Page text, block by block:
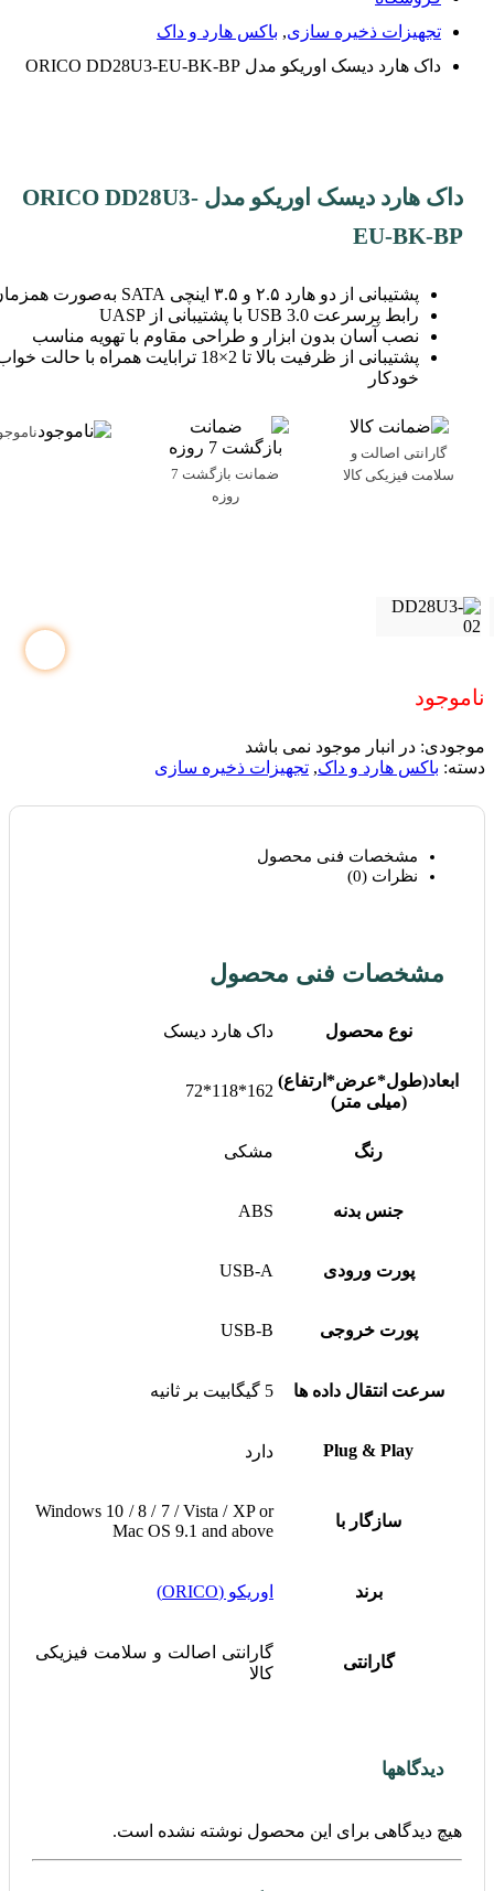
تجهیزات ذخیره سازی, باکس هارد و داک
داک هارد دیسک اوریکو مدل ORICO DD28U3-EU-BK-BP
داک هارد دیسک اوریکو مدل ORICO DD28U3-
EU-BK-BP
پشتیبانی از دو هارد ۲.۵ و ۳.۵ اینچی SATA به‌صورت همزمان
رابط پرسرعت USB 3.0 با پشتیبانی از UASP
نصب آسان بدون ابزار و طراحی مقاوم با تهویه مناسب
پشتیبانی از ظرفیت بالا تا 2×18 ترابایت همراه با حالت
خودکار
گارانتی اصالت و
سلامت فیزیکی کالا
ضمانت بازگشت 7
روزه
ناموجود
موجودی: در انبار موجود نمی باشد
دسته: باکس هارد و داک, تجهیزات ذخیره سازی
مشخصات فنی محصول
نظرات (0)
مشخصات فنی محصول
نوع محصول داک هارد دیسک
ابعاد(طول*عرض*ارتفاع)
(میلی متر)
162*118*72
رنگ مشکی
جنس بدنه ABS
پورت ورودی USB-A
پورت خروجی USB-B
سرعت انتقال داده ها 5 گیگابیت بر ثانیه
Plug & Play دارد
سازگار با
Windows 10 / 8 / 7 / Vista / XP or
Mac OS 9.1 and above
برند اوریکو (ORICO)
گارانتی
گارانتی اصالت و سلامت فیزیکی
کالا
دیدگاهها
هیچ دیدگاهی برای این محصول نوشته نشده است.